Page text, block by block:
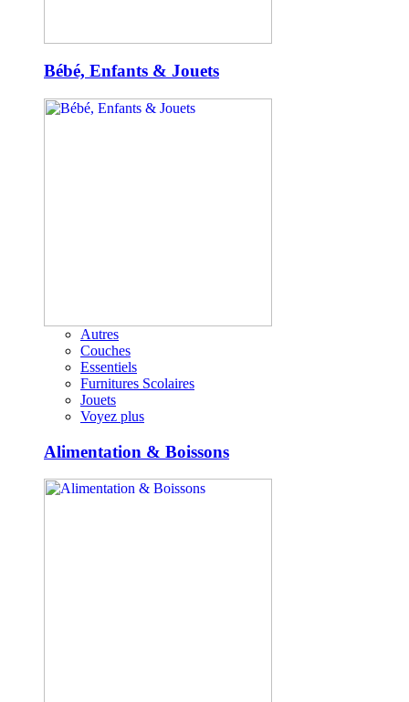
Bébé, Enfants & Jouets
Autres
Couches
Essentiels
Furnitures Scolaires
Jouets
Voyez plus
Alimentation & Boissons